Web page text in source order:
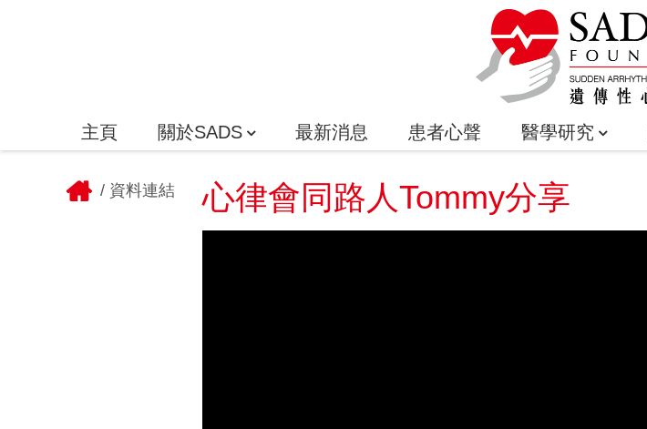
主頁 關於SADS 最新消息 患者心聲 醫學研究
/ 資料連結 心律會同路人Tommy分享